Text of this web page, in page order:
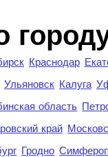
Краснодар
Ульяновск Калуга
область
край
Гродно